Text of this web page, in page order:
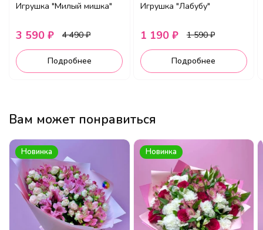
Игрушка "Милый мишка"
3 590 ₽ 4 490 ₽
Подробнее
Игрушка "Лабубу"
1 190 ₽ 1 590 ₽
Подробнее
Вам может понравиться
Новинка Новинка